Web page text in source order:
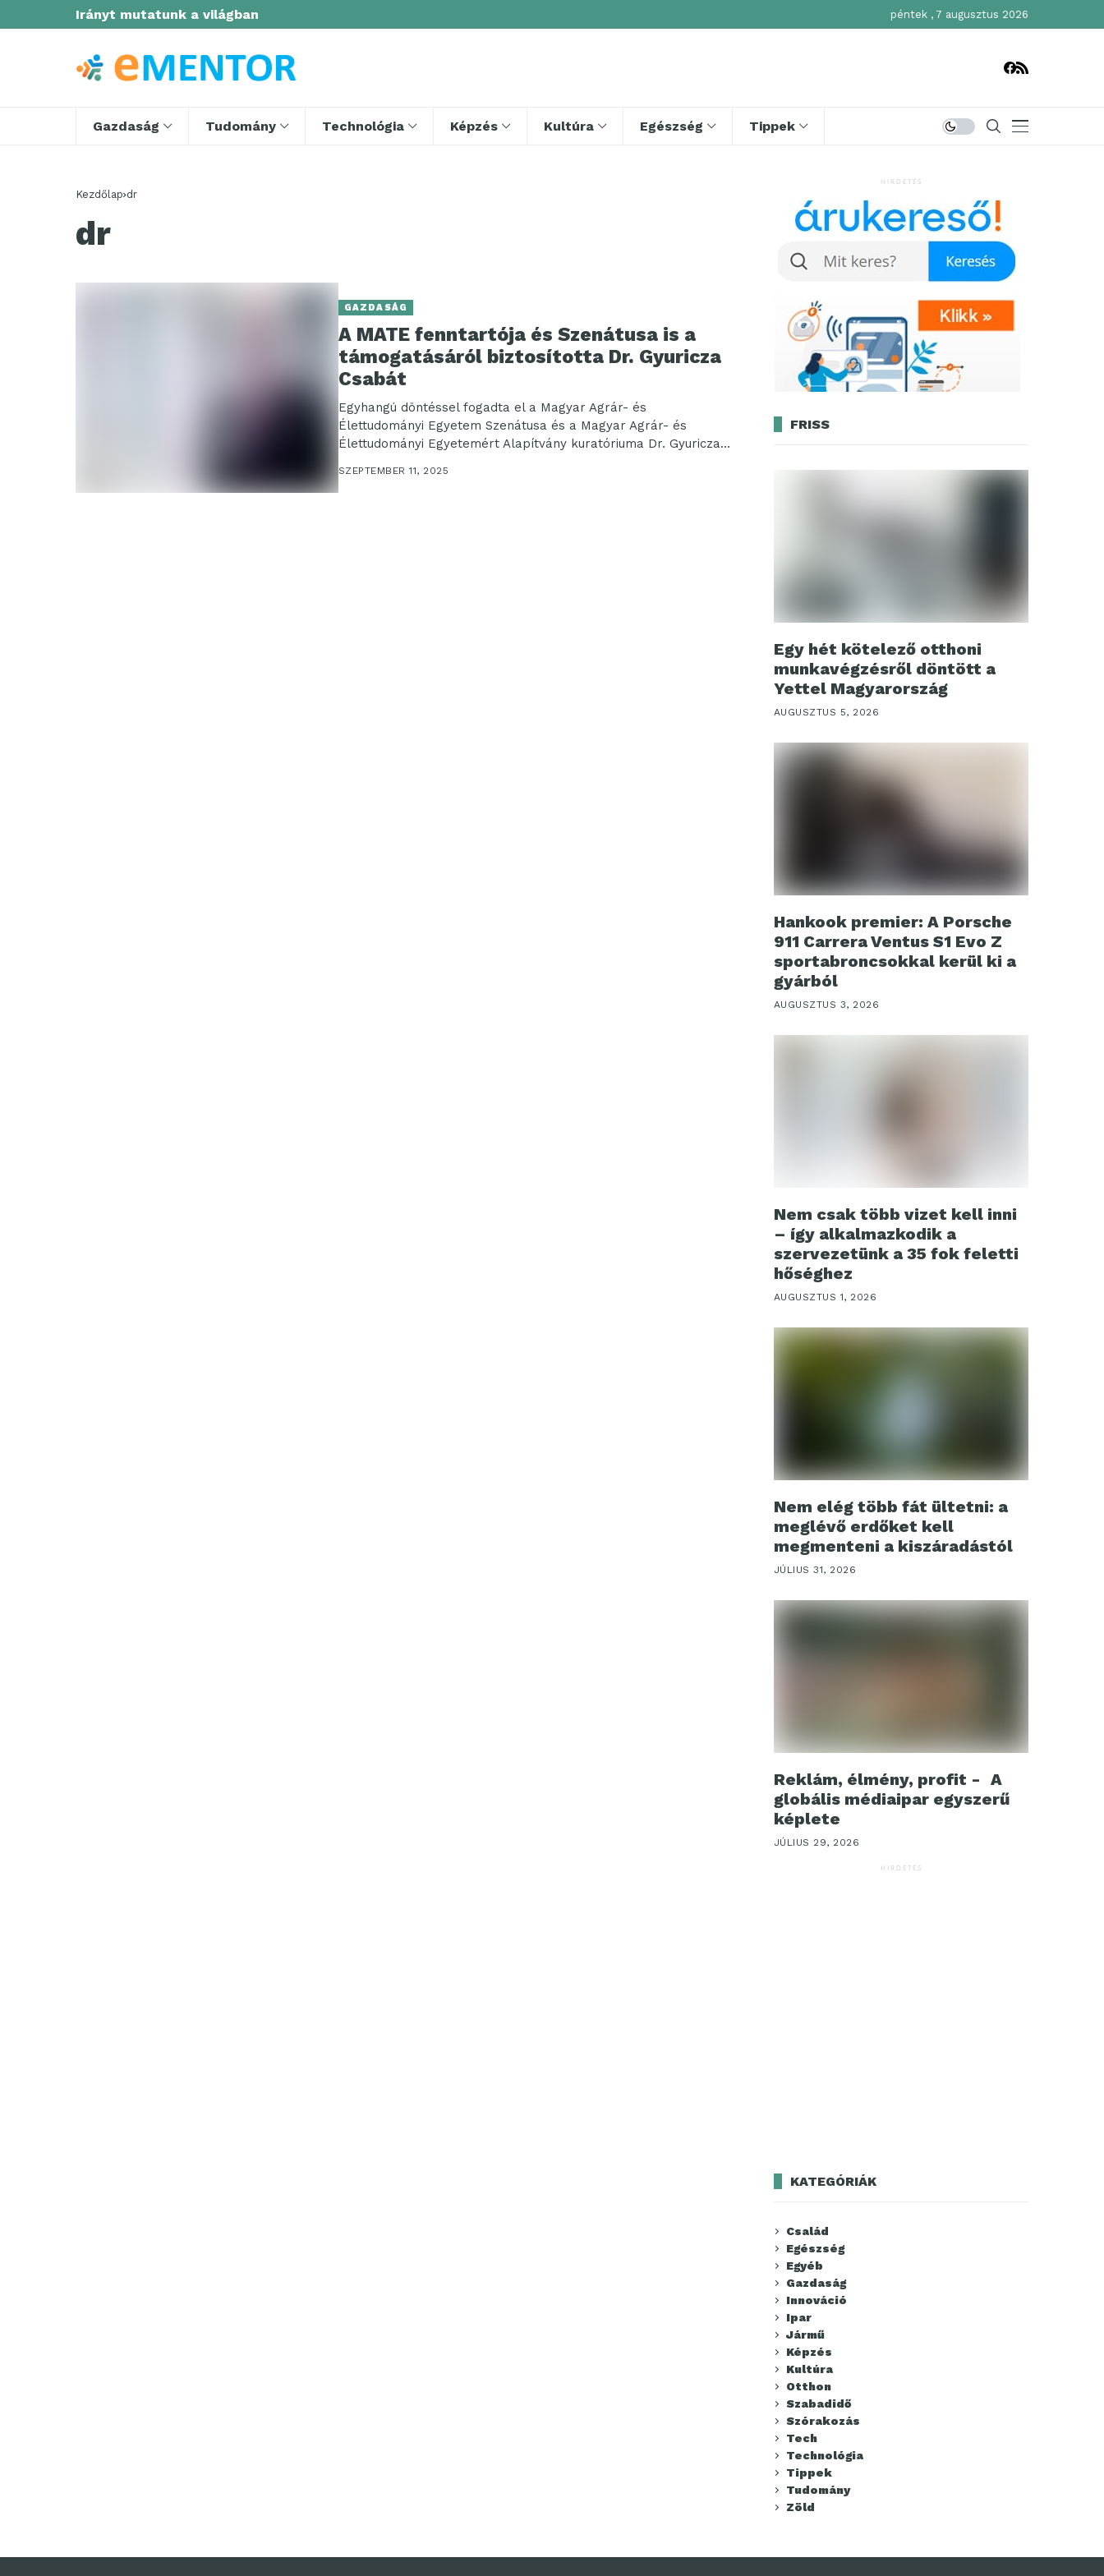
Irányt mutatunk a világban péntek , 7 augusztus 2026
Gazdaság Tudomány Technológia Képzés Kultúra Egészség Tippek
Kezdőlap dr
dr
GAZDASÁG
A MATE fenntartója és Szenátusa is a
támogatásáról biztosította Dr. Gyuricza
Csabát
Egyhangú döntéssel fogadta el a Magyar Agrár- és
Élettudományi Egyetem Szenátusa és a Magyar Agrár- és
Élettudományi Egyetemért Alapítvány kuratóriuma Dr. Gyuricza
SZEPTEMBER 11, 2025
HIRDETÉS
FRISS
Egy hét kötelező otthoni
munkavégzésről döntött a
Yettel Magyarország
AUGUSZTUS 5, 2026
Hankook premier: A Porsche
911 Carrera Ventus S1 Evo Z
sportabroncsokkal kerül ki a
gyárból
AUGUSZTUS 3, 2026
Nem csak több vizet kell inni
– így alkalmazkodik a
szervezetünk a 35 fok feletti
hőséghez
AUGUSZTUS 1, 2026
Nem elég több fát ültetni: a
meglévő erdőket kell
megmenteni a kiszáradástól
JÚLIUS 31, 2026
Reklám, élmény, profit - A
globális médiaipar egyszerű
képlete
JÚLIUS 29, 2026
HIRDETÉS
KATEGÓRIÁK
Család
Egészség
Egyéb
Gazdaság
Innováció
Ipar
Jármű
Képzés
Kultúra
Otthon
Szabadidő
Szórakozás
Tech
Technológia
Tippek
Tudomány
Zöld